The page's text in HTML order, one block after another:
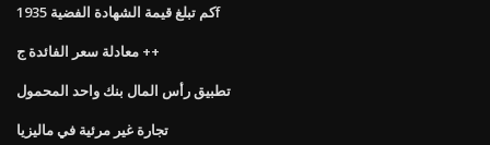
كم تبلغ قيمة الشهادة الفضية 1935f
معادلة سعر الفائدة ج ++
تطبيق رأس المال بنك واحد المحمول
تجارة غير مرئية في ماليزيا